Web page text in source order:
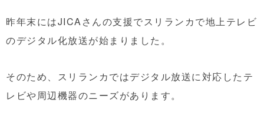
昨年末にはJICAさんの支援でスリランカで地上テレビ
のデジタル化放送が始まりました。
そのため、スリランカではデジタル放送に対応したテ
レビや周辺機器のニーズがあります。